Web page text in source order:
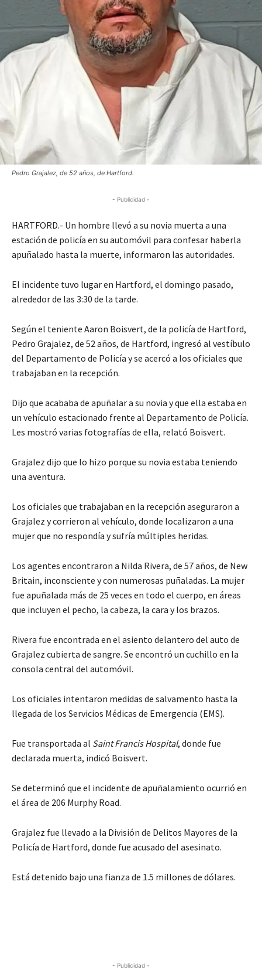
Pedro Grajalez, de 52 años, de Hartford.
- Publicidad -
HARTFORD.- Un hombre llevó a su novia muerta a una
estación de policía en su automóvil para confesar haberla
apuñalado hasta la muerte, informaron las autoridades.
El incidente tuvo lugar en Hartford, el domingo pasado,
alrededor de las 3:30 de la tarde.
Según el teniente Aaron Boisvert, de la policía de Hartford,
Pedro Grajalez, de 52 años, de Hartford, ingresó al vestíbulo
del Departamento de Policía y se acercó a los oficiales que
trabajaban en la recepción.
Dijo que acababa de apuñalar a su novia y que ella estaba en
un vehículo estacionado frente al Departamento de Policía.
Les mostró varias fotografías de ella, relató Boisvert.
Grajalez dijo que lo hizo porque su novia estaba teniendo
una aventura.
Los oficiales que trabajaban en la recepción aseguraron a
Grajalez y corrieron al vehículo, donde localizaron a una
mujer que no respondía y sufría múltiples heridas.
Los agentes encontraron a Nilda Rivera, de 57 años, de New
Britain, inconsciente y con numerosas puñaladas. La mujer
fue apuñalada más de 25 veces en todo el cuerpo, en áreas
que incluyen el pecho, la cabeza, la cara y los brazos.
Rivera fue encontrada en el asiento delantero del auto de
Grajalez cubierta de sangre. Se encontró un cuchillo en la
consola central del automóvil.
Los oficiales intentaron medidas de salvamento hasta la
llegada de los Servicios Médicas de Emergencia (EMS).
Fue transportada al Saint Francis Hospital, donde fue
declarada muerta, indicó Boisvert.
Se determinó que el incidente de apuñalamiento ocurrió en
el área de 206 Murphy Road.
Grajalez fue llevado a la División de Delitos Mayores de la
Policía de Hartford, donde fue acusado del asesinato.
Está detenido bajo una fianza de 1.5 millones de dólares.
- Publicidad -